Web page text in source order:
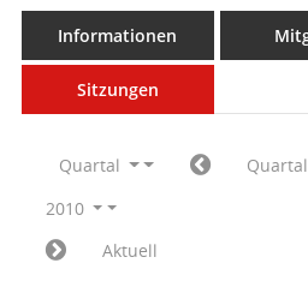
Informationen
Sitzungen
Quartal
2010
Aktuell